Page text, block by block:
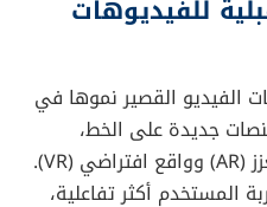
تريد إيصالها، أو ابتكار
سريعة ورسومات بسيطة
المقاطع التي تحمل
تحظى بنسبة مشاركة أعلى.